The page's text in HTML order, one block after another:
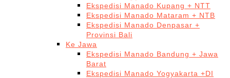
Ekspedisi Manado Kupang + NTT
Ekspedisi Manado Mataram + NTB
Ekspedisi Manado Denpasar +
Provinsi Bali
Ke Jawa
Ekspedisi Manado Bandung + Jawa
Barat
Ekspedisi Manado Yogyakarta +DI